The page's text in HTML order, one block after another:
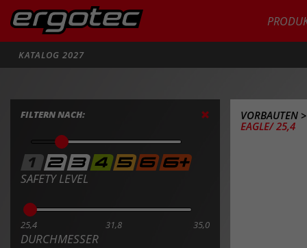
KATALOG 2027
FILTERN NACH:
SAFETY LEVEL
25,4 31,8 35,0
DURCHMESSER
VORBAUTEN >
EAGLE/ 25,4